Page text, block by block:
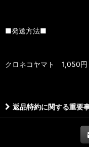
■発送方法■
クロネコヤマト 1,050円
返品特約に関する重要